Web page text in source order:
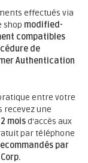
effectués via
shop modified-
compatibles
de
Authentication
entre votre
recevez une
moisd'accès aux
par téléphone
par